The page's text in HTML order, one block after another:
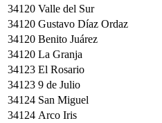
34120 Valle del Sur
34120 Gustavo Díaz Ordaz
34120 Benito Juárez
34120 La Granja
34123 El Rosario
34123 9 de Julio
34124 San Miguel
34124 Arco Iris